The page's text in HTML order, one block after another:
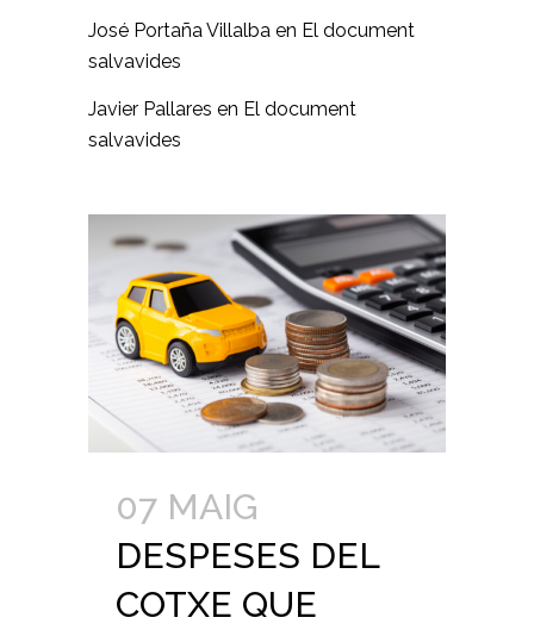
José Portaña Villalba en El document
salvavides
Javier Pallares en El document
salvavides
07 MAIG
DESPESES DEL
COTXE QUE